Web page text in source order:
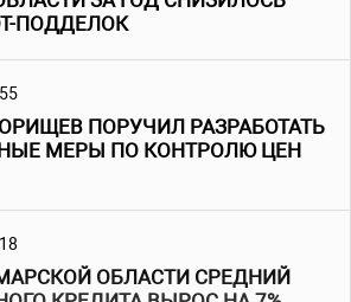
ПОДДЕЛОК
ПОРУЧИЛ РАЗРАБОТАТЬ
МЕРЫ ПО КОНТРОЛЮ ЦЕН
ОБЛАСТИ СРЕДНИЙ